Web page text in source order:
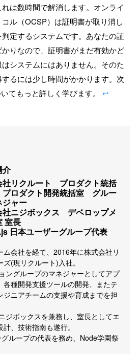
は数時間で解消します。オンライ
ル（OCSP）は証明書が取り消し
定するシステムです。あなたの証
りなので、証明書がまだ有効かど
システムにはありません。そのた
るには少し時間がかかります。次
てもっと詳しく学びます。↩
介
社リクルート　プロダクト統括
プロダクト開発統括室　グルー
ジャー
ニジボックス　デベロップメ
室長
日本ユーザーグループ代表
会社を経て、2016年に株式会社リ
(現リクルート)入社。
ングループのマネジャーとしてアプ
各種開発支援ツールの開発、またテ
ジニアチームの支援や育成までを担
ジボックスを兼務し、室長としてエ
、技術指南も遂行。
ループの代表を務め、Node学園祭